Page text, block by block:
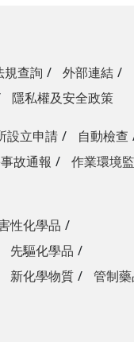
規查詢
外部連結
隱私權及安全政策
設立申請
自動檢查
故通報 作業環境
性化學品
先驅化學品
新化學物質 管制